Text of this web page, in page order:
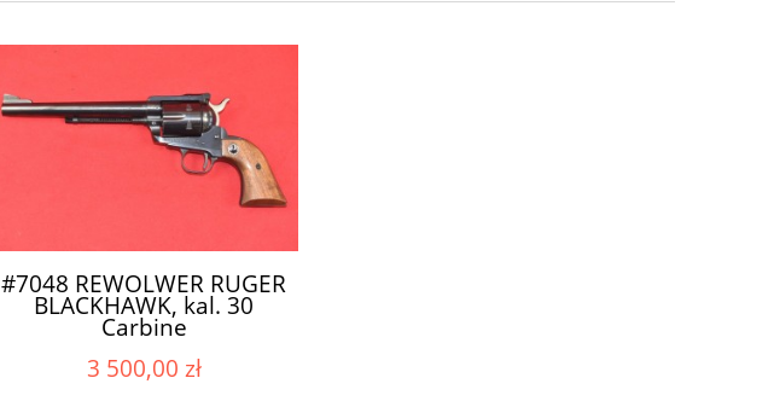
#7048 REWOLWER RUGER
BLACKHAWK, kal. 30
Carbine
3 500,00 zł